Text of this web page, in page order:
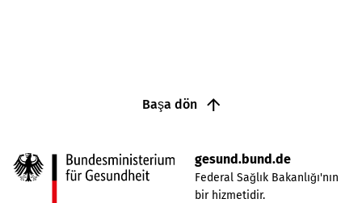
Başa dön
gesund.bund.de
Federal Sağlık Bakanlığı'nın
bir hizmetidir.